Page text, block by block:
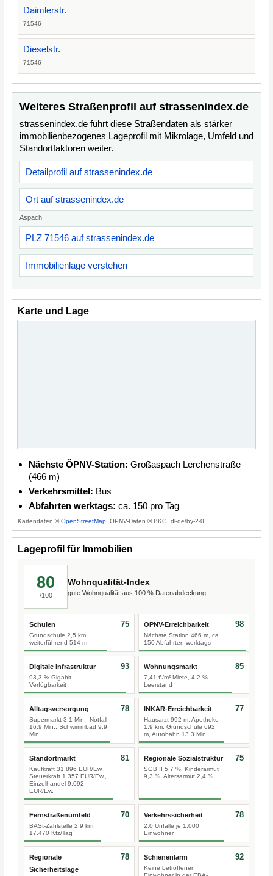
Daimlerstr.
71546
Dieselstr.
71546
Weiteres Straßenprofil auf strassenindex.de
strassenindex.de führt diese Straßendaten als stärker
immobilienbezogenes Lageprofil mit Mikrolage, Umfeld und
Standortfaktoren weiter.
Detailprofil auf strassenindex.de
Ort auf strassenindex.de
Aspach
PLZ 71546 auf strassenindex.de
Immobilienlage verstehen
Karte und Lage
Nächste ÖPNV-Station: Großaspach Lerchenstraße
(466 m)
Verkehrsmittel: Bus
Abfahrten werktags: ca. 150 pro Tag
Kartendaten ©OpenStreetMap , ÖPNV-Daten © BKG, dl-de/by-2-0.
Lageprofil für Immobilien
80
/100
Wohnqualität-Index
gute Wohnqualität aus 100 % Datenabdeckung.
Schulen
Grundschule 2,5 km,
weiterführend 514 m
75 ÖPNV-Erreichbarkeit
Nächste Station 466 m, ca.
150 Abfahrten werktags
98
Digitale Infrastruktur
93,3 % Gigabit-
Verfügbarkeit
93 Wohnungsmarkt
7,41 €/m² Miete, 4,2 %
Leerstand
85
Alltagsversorgung
Supermarkt 3,1 Min., Notfall
16,9 Min., Schwimmbad 9,9
Min.
78 INKAR-Erreichbarkeit
Hausarzt 992 m, Apotheke
1,9 km, Grundschule 692
m, Autobahn 13,3 Min.
77
Standortmarkt
Kaufkraft 31.896 EUR/Ew.,
Steuerkraft 1.357 EUR/Ew.,
Einzelhandel 9.092
EUR/Ew.
81 Regionale Sozialstruktur
SGB II 5,7 %, Kinderarmut
9,3 %, Altersarmut 2,4 %
75
Fernstraßenumfeld
BASt-Zählstelle 2,9 km,
17.470 Kfz/Tag
70 Verkehrssicherheit
2,0 Unfälle je 1.000
Einwohner
78
Regionale
Sicherheitslage
78 Schienenlärm
Keine betroffenen
92